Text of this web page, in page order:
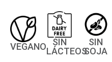
VEGANO
SIN
LÁCTEOS
SIN
SOJA